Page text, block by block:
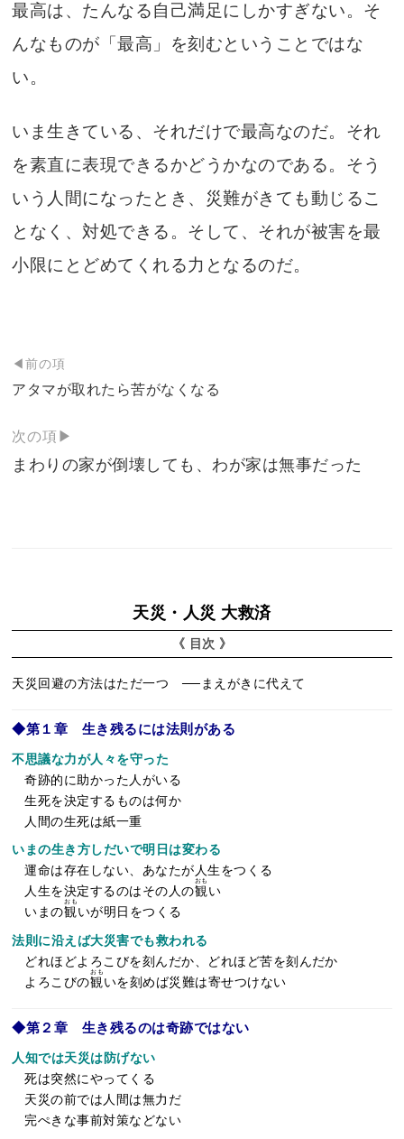
最高は、たんなる自己満足にしかすぎない。そ
んなものが「最高」を刻むということではな
い。
いま生きている、それだけで最高なのだ。それ
を素直に表現できるかどうかなのである。そう
いう人間になったとき、災難がきても動じるこ
となく、対処できる。そして、それが被害を最
小限にとどめてくれる力となるのだ。
投
稿
ビ
ゲ
◀前の項
アタマが取れたら苦がなくなる
次の項▶
まわりの家が倒壊しても、わが家は無事だった
天災・人災 大救済
《 目次 》
天災回避の方法はただ一つ ──まえがきに代えて
◆第１章 生き残るには法則がある
不思議な力が人々を守った
奇跡的に助かった人がいる
生死を決定するものは何か
人間の生死は紙一重
いまの生き方しだいで明日は変わる
運命は存在しない、あなたが人生をつくる
人生を決定するのはその人の観
おも
い
いまの観
おも
いが明日をつくる
法則に沿えば大災害でも救われる
どれほどよろこびを刻んだか、どれほど苦を刻んだか
よろこびの観
おも
いを刻めば災難は寄せつけない
◆第２章 生き残るのは奇跡ではない
人知では天災は防げない
死は突然にやってくる
天災の前では人間は無力だ
完ぺきな事前対策などない